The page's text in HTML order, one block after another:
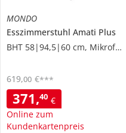
MONDO
Esszimmerstuhl Amati Plus
BHT 58|94,5|60 cm, Mikrofaser
371,40 €
Online zum
Kundenkartenpreis
619,00 €***